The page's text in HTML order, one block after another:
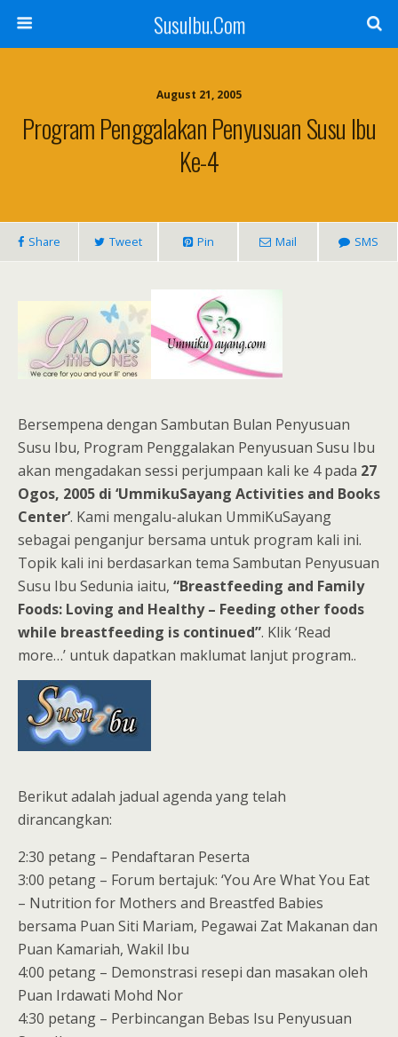
SusuIbu.Com
August 21, 2005
Program Penggalakan Penyusuan Susu Ibu
Ke-4
Share Tweet Pin Mail SMS
Bersempena dengan Sambutan Bulan Penyusuan
Susu Ibu, Program Penggalakan Penyusuan Susu Ibu
akan mengadakan sessi perjumpaan kali ke 4 pada 27
Ogos, 2005 di ‘UmmikuSayang Activities and Books
Center’. Kami mengalu-alukan UmmiKuSayang
sebagai penganjur bersama untuk program kali ini.
Topik kali ini berdasarkan tema Sambutan Penyusuan
Susu Ibu Sedunia iaitu, “Breastfeeding and Family
Foods: Loving and Healthy – Feeding other foods
while breastfeeding is continued”. Klik ‘Read
more…’ untuk dapatkan maklumat lanjut program..
Berikut adalah jadual agenda yang telah
dirancangkan:
2:30 petang – Pendaftaran Peserta
3:00 petang – Forum bertajuk: ‘You Are What You Eat
– Nutrition for Mothers and Breastfed Babies
bersama Puan Siti Mariam, Pegawai Zat Makanan dan
Puan Kamariah, Wakil Ibu
4:00 petang – Demonstrasi resepi dan masakan oleh
Puan Irdawati Mohd Nor
4:30 petang – Perbincangan Bebas Isu Penyusuan